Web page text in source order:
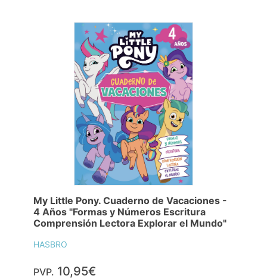
My Little Pony. Cuaderno de Vacaciones -
4 Años "Formas y Números Escritura
Comprensión Lectora Explorar el Mundo"
HASBRO
PVP. 10,95€